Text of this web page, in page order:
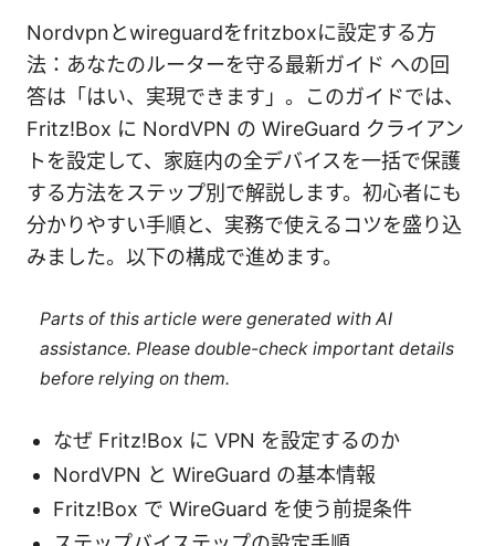
Nordvpnとwireguardをfritzboxに設定する方
法：あなたのルーターを守る最新ガイド への回
答は「はい、実現できます」。このガイドでは、
Fritz!Box に NordVPN の WireGuard クライアン
トを設定して、家庭内の全デバイスを一括で保護
する方法をステップ別で解説します。初心者にも
分かりやすい手順と、実務で使えるコツを盛り込
みました。以下の構成で進めます。
Parts of this article were generated with AI
assistance. Please double-check important details
before relying on them.
なぜ Fritz!Box に VPN を設定するのか
NordVPN と WireGuard の基本情報
Fritz!Box で WireGuard を使う前提条件